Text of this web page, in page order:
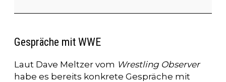
Gespräche mit WWE
Laut Dave Meltzer vom Wrestling Observer
habe es bereits konkrete Gespräche mit